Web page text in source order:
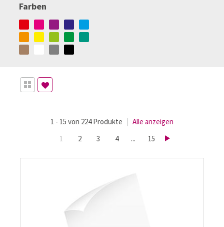
Farben
1 - 15 von 224 Produkte | Alle anzeigen
1
2 3 4 ... 15